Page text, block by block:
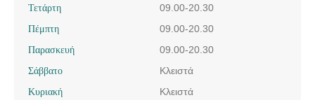
Τετάρτη
09.00-20.30
Πέμπτη
09.00-20.30
Παρασκευή
09.00-20.30
Σάββατο
Κλειστά
Κυριακή
Κλειστά